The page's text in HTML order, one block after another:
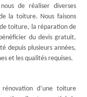
de réaliser diverses
la toiture. Nous faisons
toiture, la réparation de
du devis gratuit,
depuis plusieurs années,
et les qualités requises.
d’une toiture